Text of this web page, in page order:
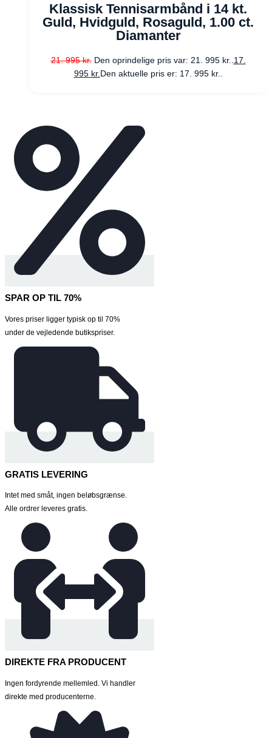
Klassisk Tennisarmbånd i 14 kt.
Guld, Hvidguld, Rosaguld, 1.00 ct.
Diamanter
21. 995kr. Den oprindelige pris var: 21. 995 kr.. 17.
995 kr. Den aktuelle pris er: 17. 995 kr..
SPAR OP TIL 70%
Vores priser ligger typisk op til 70%
under de vejledende butikspriser.
GRATIS LEVERING
Intet med småt, ingen beløbsgrænse.
Alle ordrer leveres gratis.
DIREKTE FRA PRODUCENT
Ingen fordyrende mellemled. Vi handler
direkte med producenterne.